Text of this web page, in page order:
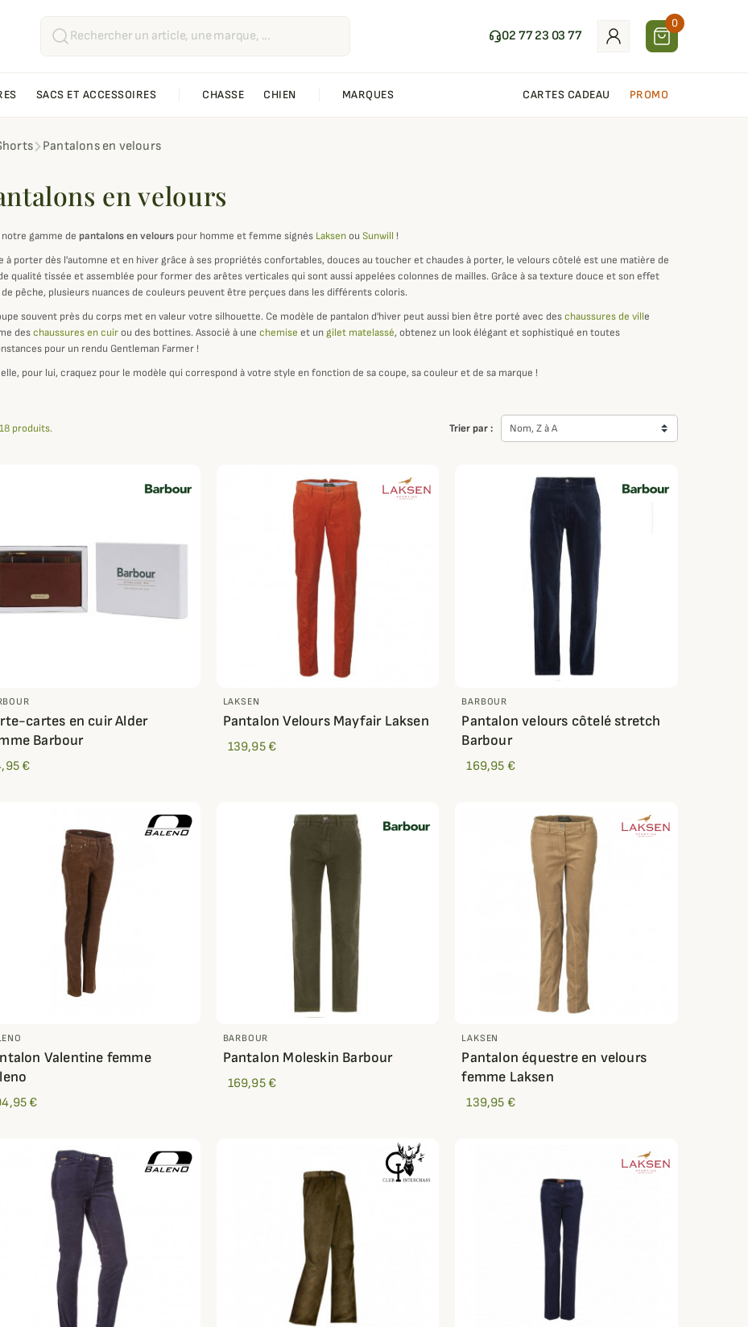
02 77 23 03 77
0
SACS ET ACCESSOIRES CHASSE CHIEN MARQUES CARTES CADEAU PROMO
Pantalons en velours
en velours
gamme de pantalons en velours pour homme et femme signés Laksenou Sunwill !
à porter dès l'automne et en hiver grâce à ses propriétés confortables, douces au toucher et chaudes à porter, le velours côtelé est une matière de
qualité tissée et assemblée pour former des arêtes verticales qui sont aussi appelées colonnes de mailles. Grâce à sa texture douce et son effet
de pêche, plusieurs nuances de couleurs peuvent être perçues dans les différents coloris.
souvent près du corps met en valeur votre silhouette. Ce modèle de pantalon d'hiver peut aussi bien être porté avec deschaussures de ville
deschaussures en cuirou des bottines. Associé à une chemise et un gilet matelassé, obtenez un look élégant et sophistiqué en toutes
pour un rendu Gentleman Farmer !
pour lui, craquez pour le modèle qui correspond à votre style en fonction de sa coupe, sa couleur et de sa marque !
Trier par : Nom, Z à A
produits.
cartes en cuir Alder
Barbour
€
LAKSEN
Pantalon Velours Mayfair Laksen
139,95 €
BARBOUR
Pantalon velours côtelé stretch
Barbour
169,95 €
Valentine femme
€
BARBOUR
Pantalon Moleskin Barbour
169,95 €
LAKSEN
Pantalon équestre en velours
femme Laksen
139,95 €